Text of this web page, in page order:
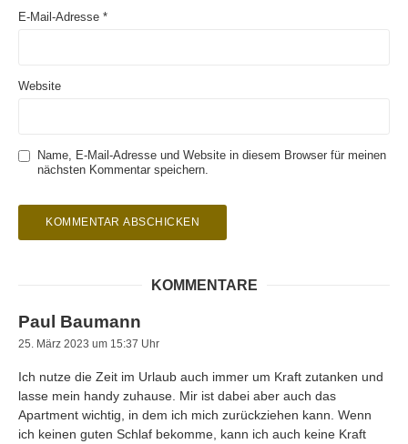
E-Mail-Adresse *
Website
Name, E-Mail-Adresse und Website in diesem Browser für meinen
nächsten Kommentar speichern.
KOMMENTARE
Paul Baumann
25. März 2023 um 15:37 Uhr
Ich nutze die Zeit im Urlaub auch immer um Kraft zutanken und
lasse mein handy zuhause. Mir ist dabei aber auch das
Apartment wichtig, in dem ich mich zurückziehen kann. Wenn
ich keinen guten Schlaf bekomme, kann ich auch keine Kraft